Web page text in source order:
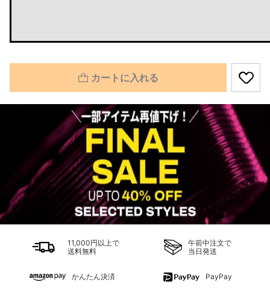
カートに入れる
11,000円以上で
送料無料
午前中注文で
当日発送
かんたん決済 PayPay